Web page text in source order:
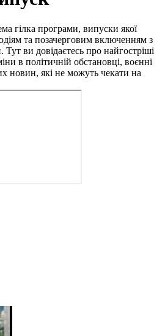
гілка програми, випуски якої
та позачерговим включенням з
ви довідаєтесь про найгостріші
в політичній обстановці, воєнні
новин, які не можуть чекати на